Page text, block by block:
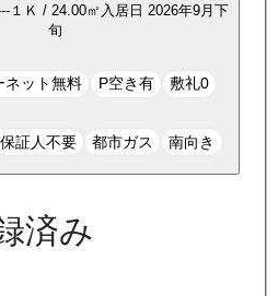
１Ｋ / 24.00㎡ 入居日 2026年9月下
旬
ネット無料 P空き有 敷礼0
保証人不要 都市ガス 南向き
済み